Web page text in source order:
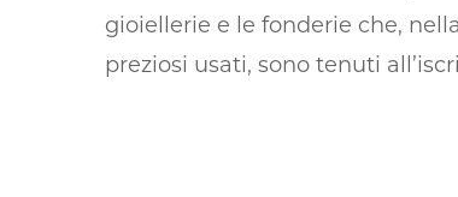
gioiellerie e le fonderie che,
preziosi usati, sono tenuti